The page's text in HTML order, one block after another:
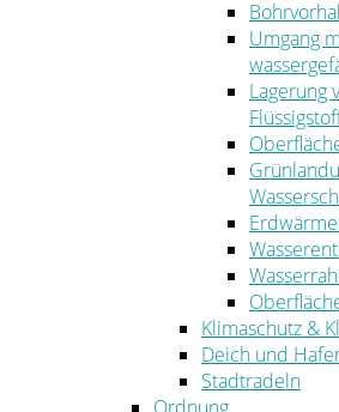
Umgang
Lagerung
Klimaschutz &
Deich und
Stadtradeln